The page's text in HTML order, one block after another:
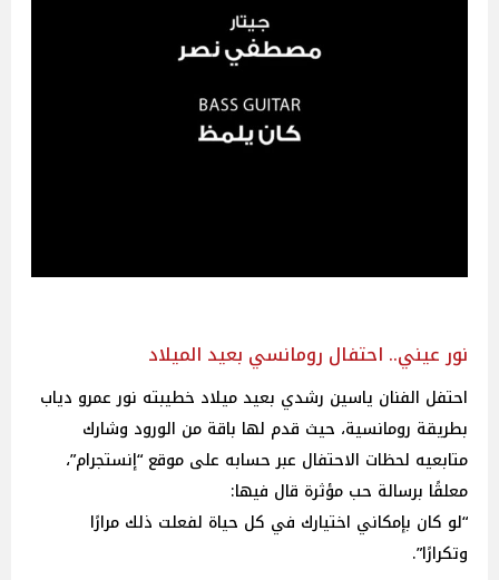
نور عيني.. احتفال رومانسي بعيد الميلاد
احتفل الفنان ياسين رشدي بعيد ميلاد خطيبته نور عمرو دياب
بطريقة رومانسية، حيث قدم لها باقة من الورود وشارك
متابعيه لحظات الاحتفال عبر حسابه على موقع “إنستجرام”،
معلقًا برسالة حب مؤثرة قال فيها:
“لو كان بإمكاني اختيارك في كل حياة لفعلت ذلك مرارًا
وتكرارًا”.